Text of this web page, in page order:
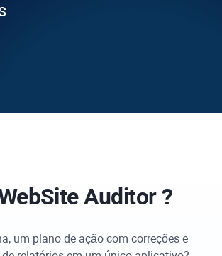
Auditor?
um plano de ação com correções e